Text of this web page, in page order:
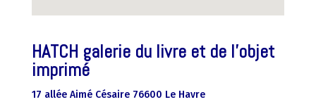
HATCH galerie du livre et de l’objet
imprimé
17 allée Aimé Césaire 76600 Le Havre